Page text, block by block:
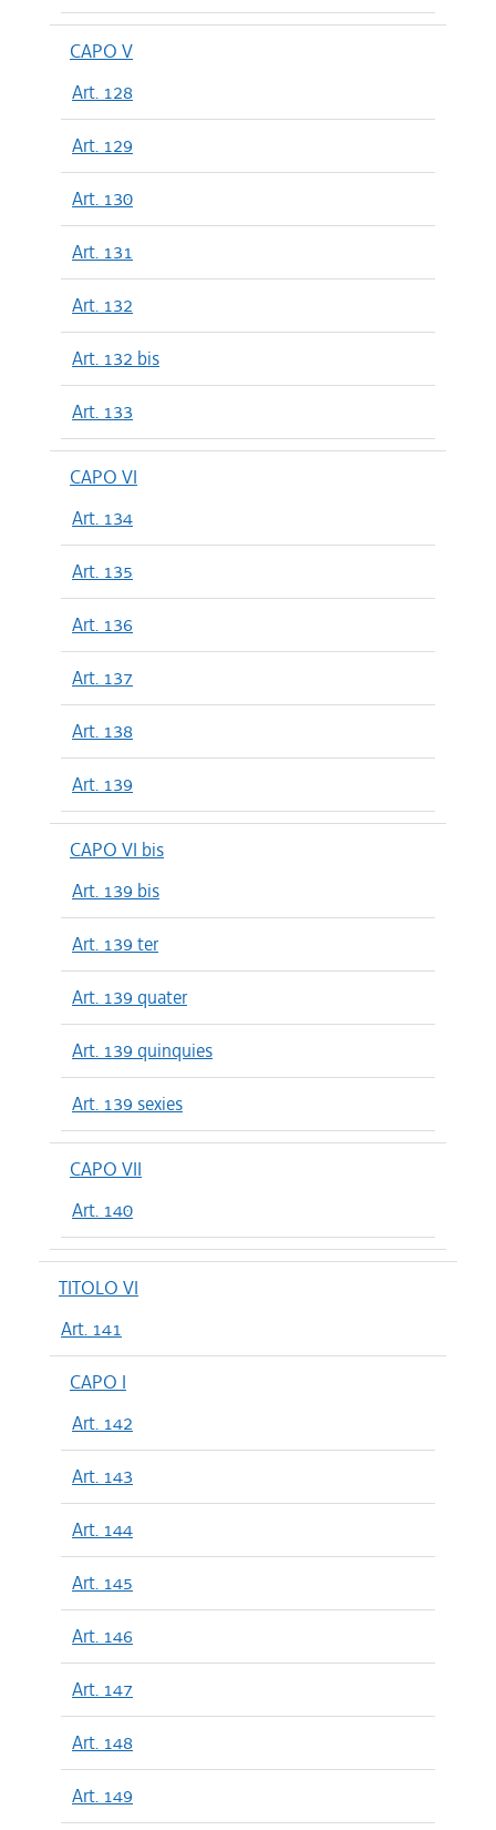
CAPO V
Art. 128
Art. 129
Art. 130
Art. 131
Art. 132
Art. 132 bis
Art. 133
CAPO VI
Art. 134
Art. 135
Art. 136
Art. 137
Art. 138
Art. 139
CAPO VI bis
Art. 139 bis
Art. 139 ter
Art. 139 quater
Art. 139 quinquies
Art. 139 sexies
CAPO VII
Art. 140
TITOLO VI
Art. 141
CAPO I
Art. 142
Art. 143
Art. 144
Art. 145
Art. 146
Art. 147
Art. 148
Art. 149